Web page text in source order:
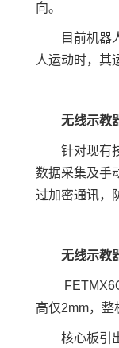
向。
目前机器
人运动时，其
无线示教
针对现有
数据采集及手
过加密通讯，
无线示教
高仅2mm，整
核心板引